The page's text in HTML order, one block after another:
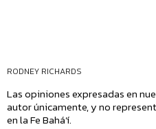
RODNEY RICHARDS
Las opiniones expresadas en
autor únicamente, y no
en la Fe Bahá’í.